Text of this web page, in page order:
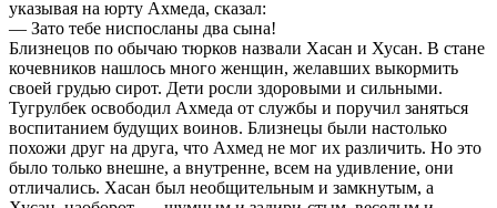
указывая на юрту Ахмеда, сказал:
— Зато тебе ниспосланы два сына!
Близнецов по обычаю тюрков назвали Хасан и Хусан. В стане
кочевников нашлось много женщин, желавших выкормить
своей грудью сирот. Дети росли здоровыми и сильными.
Тугрулбек освободил Ахмеда от службы и поручил заняться
воспитанием будущих воинов. Близнецы были настолько
похожи друг на друга, что Ахмед не мог их различить. Но это
было только внешне, а внутренне, всем на удивление, они
отличались. Хасан был необщительным и замкнутым, а